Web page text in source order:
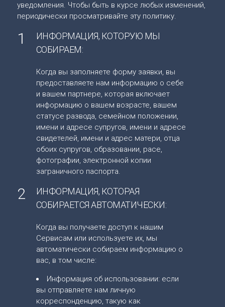
уведомления. Чтобы быть в курсе любых изменений,
периодически просматривайте эту политику.
1
ИНФОРМАЦИЯ, КОТОРУЮ МЫ
СОБИРАЕМ:
Когда вы заполняете форму заявки, вы
предоставляете нам информацию о себе
и вашем партнере, которая включает
информацию о вашем возрасте, вашем
статусе развода, семейном положении,
имени и адресе супругов, имени и адресе
свидетелей, имени и адрес матери, отца
обоих супругов, образовании, расе,
фотографии, электронной копии
заграничного паспорта.
2
ИНФОРМАЦИЯ, КОТОРАЯ
СОБИРАЕТСЯ АВТОМАТИЧЕСКИ:
Когда вы получаете доступ к нашим
Сервисам или используете их, мы
автоматически собираем информацию о
вас, в том числе:
Информация об использовании: если
вы отправляете нам личную
корреспонденцию, такую ​​как